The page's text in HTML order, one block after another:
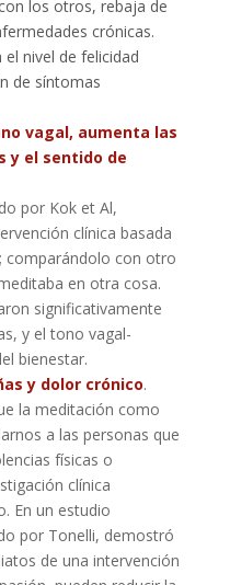
los otros, rebaja de
crónicas.
nivel de felicidad
de síntomas
vagal, aumenta las
y el sentido de
por Kok et Al,
clínica basada
comparándolo con otro
en otra cosa.
significativamente
y el tono vagal-
bienestar.
y dolor crónico.
la meditación como
a las personas que
físicas o
clínica
En un estudio
por Tonelli, demostró
de una intervención